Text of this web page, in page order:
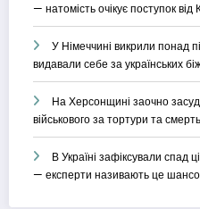
— натомість очікує поступок від
У Німеччині викрили понад
видавали себе за українських
На Херсонщині заочно
військового за тортури та
В Україні зафіксували спад
— експерти називають це